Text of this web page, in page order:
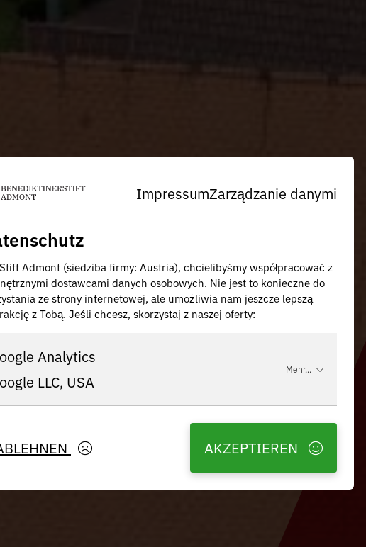
ImpressumZarządzanie danymi
Admont (siedziba firmy: Austria), chcielibyśmy współpracować z
dostawcami danych osobowych. Nie jest to konieczne do
ze strony internetowej, ale umożliwia nam jeszcze lepszą
z Tobą. Jeśli chcesz, skorzystaj z naszej oferty:
Analytics
LLC, USA
Mehr...
AKZEPTIEREN